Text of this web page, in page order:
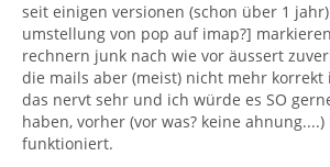
seit einigen versionen (schon über 1
umstellung von pop auf imap?]
rechnern junk nach wie vor äussert
die mails aber (meist) nicht mehr
das nervt sehr und ich würde es SO
haben, vorher (vor was? keine
funktioniert.